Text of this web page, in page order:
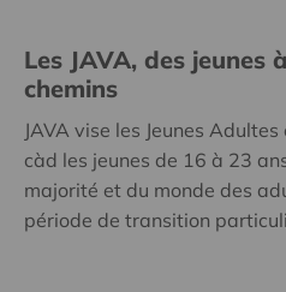
Les JAVA, des jeunes
chemins
JAVA vise les Jeunes
càd les jeunes de 16 à 23
majorité et du monde des
période de transition